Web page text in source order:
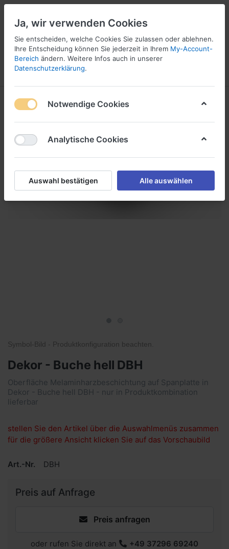
☎ 037296 69240
Menü Anmelden
Symbol-Bild - Produktkonfiguration beachten
Dekor - Buche hell DBH
Oberfläche Melaminharzbeschichtung auf Spanplatte in
Dekor - Buche hell DBH - nur in Produktkombination
lieferbar
stellen Sie den Artikel über die Auswahlmenüs zusammen
für die größere Ansicht klicken Sie auf das Vorschaubild
Art.-Nr. DBH
Preis auf Anfrage
Preis anfragen
oder rufen Sie direkt an +49 37296 69240
Ja, wir verwenden Cookies
Sie entscheiden, welche Cookies Sie zulassen oder ablehnen.
Ihre Entscheidung können Sie jederzeit in Ihrem My-Account-
Bereich ändern. Weitere Infos auch in unserer
Datenschutzerklärung.
Notwendige Cookies
Analytische Cookies
Auswahl bestätigen Alle auswählen